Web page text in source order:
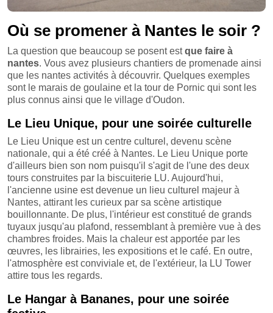
Où se promener à Nantes le soir ?
La question que beaucoup se posent estque faire à
nantes. Vous avez plusieurs chantiers de promenade ainsi
que les nantes activités à découvrir. Quelques exemples
sont le marais de goulaine et la tour de Pornic qui sont les
plus connus ainsi que le village d'Oudon.
Le Lieu Unique, pour une soirée culturelle
Le Lieu Unique est un centre culturel, devenu scène
nationale, qui a été créé à Nantes. Le Lieu Unique porte
d'ailleurs bien son nom puisqu'il s'agit de l'une des deux
tours construites par la biscuiterie LU. Aujourd'hui,
l'ancienne usine est devenue un lieu culturel majeur à
Nantes, attirant les curieux par sa scène artistique
bouillonnante. De plus, l'intérieur est constitué de grands
tuyaux jusqu'au plafond, ressemblant à première vue à des
chambres froides. Mais la chaleur est apportée par les
œuvres, les librairies, les expositions et le café. En outre,
l'atmosphère est conviviale et, de l'extérieur, la LU Tower
attire tous les regards.
Le Hangar à Bananes, pour une soirée